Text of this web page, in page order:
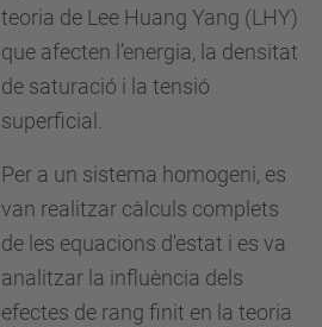
teoria de Lee Huang Yang (LHY)
que afecten l’energia, la densitat
de saturació i la tensió
superficial.
Per a un sistema homogeni, es
van realitzar càlculs complets
de les equacions d'estat i es va
analitzar la influència dels
efectes de rang finit en la teoria